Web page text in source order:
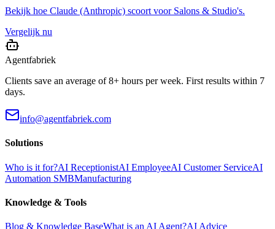
Bekijk hoe Claude (Anthropic) scoort voor Salons & Studio's.
Vergelijk nu
Agentfabriek
Clients save an average of 8+ hours per week. First results within 7
days.
info@agentfabriek.com
Solutions
Who is it for?AI ReceptionistAI EmployeeAI Customer ServiceAI
Automation SMBManufacturing
Knowledge & Tools
Blog & Knowledge BaseWhat is an AI Agent?AI Advice